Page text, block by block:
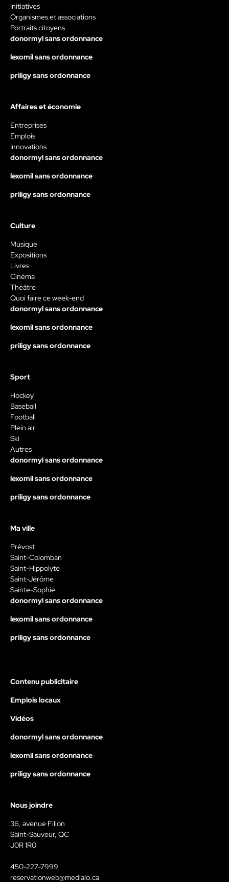
Initiatives
Organismes et associations
Portraits citoyens
donormyl sans ordonnance
lexomil sans ordonnance
priligy sans ordonnance
Affaires et économie
Entreprises
Emplois
Innovations
donormyl sans ordonnance
lexomil sans ordonnance
priligy sans ordonnance
Culture
Musique
Expositions
Livres
Cinéma
Théâtre
Quoi faire ce week-end
donormyl sans ordonnance
lexomil sans ordonnance
priligy sans ordonnance
Sport
Hockey
Baseball
Football
Plein air
Ski
Autres
donormyl sans ordonnance
lexomil sans ordonnance
priligy sans ordonnance
Ma ville
Prévost
Saint-Colomban
Saint-Hippolyte
Saint-Jérôme
Sainte-Sophie
donormyl sans ordonnance
lexomil sans ordonnance
priligy sans ordonnance
Contenu publicitaire
Emplois locaux
Vidéos
donormyl sans ordonnance
lexomil sans ordonnance
priligy sans ordonnance
Nous joindre
36, avenue Filion
Saint-Sauveur, QC
J0R 1R0
450-227-7999
reservationweb@medialo.ca